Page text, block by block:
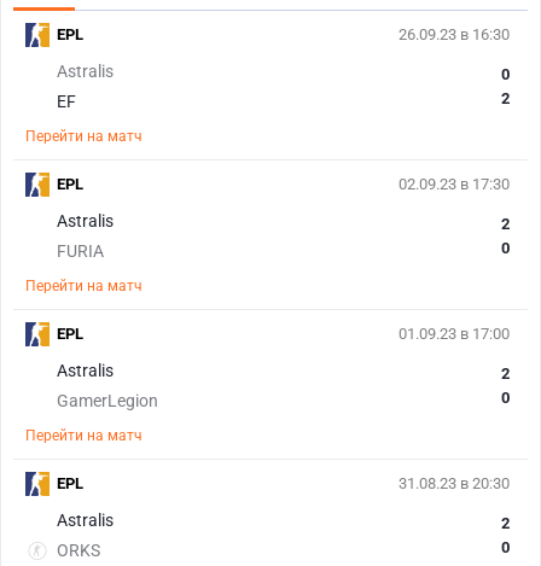
26.09.23 в 16:30
Astralis
EF
0
2
Перейти на матч
EPL
02.09.23 в 17:30
Astralis
FURIA
2
0
Перейти на матч
EPL
01.09.23 в 17:00
Astralis
GamerLegion
2
0
Перейти на матч
EPL
31.08.23 в 20:30
Astralis
ORKS
2
0
EPL